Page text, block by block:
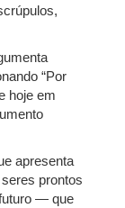
“Por
hoje em
apresenta
prontos
— que